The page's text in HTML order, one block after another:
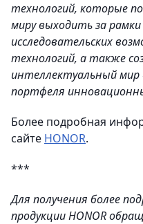
технологий, которые
миру выходить за рамки
исследовательских
технологий, а также
интеллектуальный мир
портфеля
Более подробная
сайте HONOR.
***
Для получения более
продукции HONOR